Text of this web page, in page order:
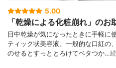
5.00
「乾燥による化粧崩れ」のお
日中乾燥が気になったときに手軽に
ティック状美容液。一般的な口紅の
のせるとすっととろけてベタつか…